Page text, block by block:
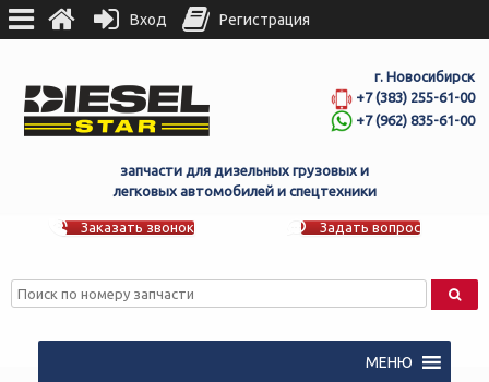
г. Новосибирск
+7 (383) 255-61-00
+7 (962) 835-61-00
запчасти для дизельных грузовых и
легковых автомобилей и спецтехники
Заказать звонок Задать вопрос
МЕНЮ
Вход Регистрация